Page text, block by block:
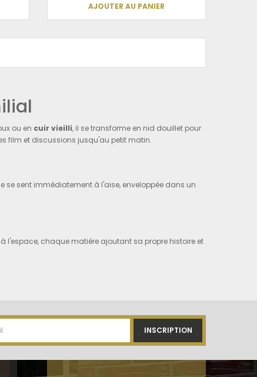
AJOUTER AU PANIER
ou en cuir vieilli, il se transforme en nid douillet pour
film et discussions jusqu'au petit matin.
se sent immédiatement à l'aise, enveloppée dans un
l'espace, chaque matière ajoutant sa propre histoire et
de récits
métalliques fines, elles s'adaptent à tout.
qu'elles soient écrites ou vécues.
INSCRIPTION